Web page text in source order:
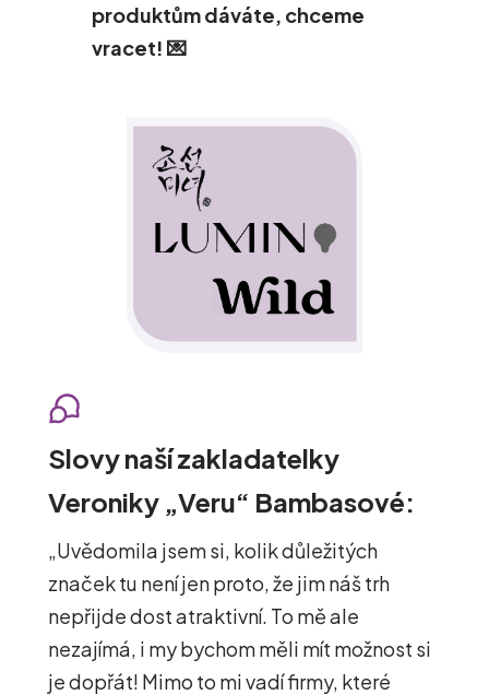
produktům dáváte, chceme
vracet! 💌
Slovy naší zakladatelky
Veroniky „Veru“ Bambasové:
„Uvědomila jsem si, kolik důležitých
značek tu není jen proto, že jim náš trh
nepřijde dost atraktivní. To mě ale
nezajímá, i my bychom měli mít možnost si
je dopřát! Mimo to mi vadí firmy, které